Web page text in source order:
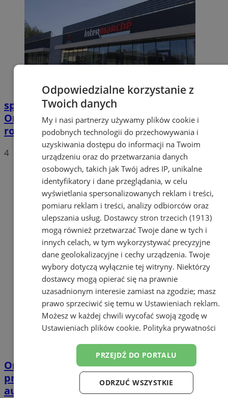
sponsorowane Pierwsze Intermarché w
Orzeszu. Ida i Salar Diznabi o sklepie
rozwijanym razem z mieszkańcami
4
Orzesze: nowe lokalizacje przystanków
przy DW 925. Sprawdź, gdzie zatrzymują się
autobusy
Odpowiedzialne korzystanie z
Twoich danych
My i nasi partnerzy używamy plików cookie i
podobnych technologii do przechowywania i
uzyskiwania dostępu do informacji na Twoim
urządzeniu oraz do przetwarzania danych
osobowych, takich jak Twój adres IP, unikalne
identyfikatory i dane przeglądania, w celu
wyświetlania spersonalizowanych reklam i treści,
pomiaru reklam i treści, analizy odbiorców oraz
ulepszania usług. Dostawcy stron trzecich (1913)
mogą również przetwarzać Twoje dane w tych i
innych celach, w tym wykorzystywać precyzyjne
dane geolokalizacyjne i cechy urządzenia. Twoje
wybory dotyczą wyłącznie tej witryny. Niektórzy
dostawcy mogą opierać się na prawnie
uzasadnionym interesie zamiast na zgodzie; masz
prawo sprzeciwić się temu w Ustawieniach reklam.
Możesz w każdej chwili wycofać swoją zgodę w
Ustawieniach plików cookie. Polityka prywatności
PRZEJDŹ DO PORTALU
ODRZUĆ WSZYSTKIE